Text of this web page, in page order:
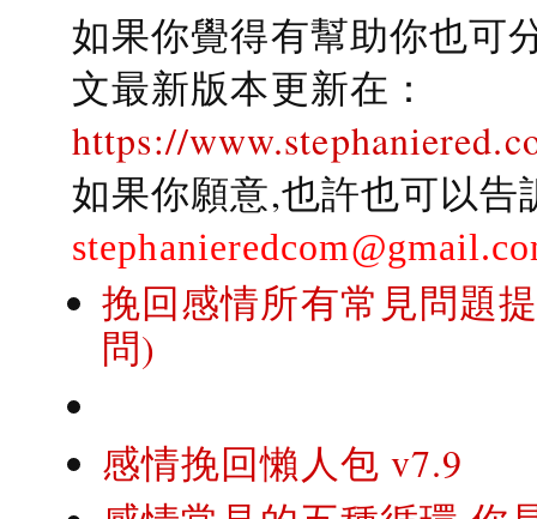
如果你覺得有幫助你也可
文最新版本更新在：
https://
如果你願意,也許也可以
挽回感情所有常見問題
問)
感情挽回懶人包 v7.9